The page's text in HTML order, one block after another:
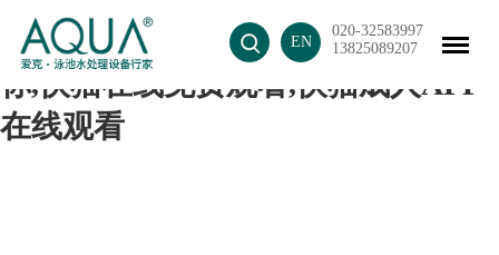
快猫成人短视频,快猫记录生活记录
你,快猫在线免费观看,快猫成人APP
在线观看
EN
020-32583997
13825089207